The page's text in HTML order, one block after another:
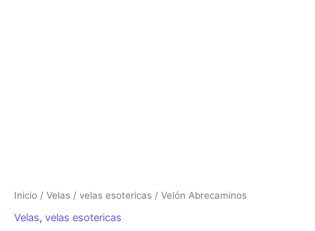
Inicio / Velas / velas esotericas / Velón Abrecaminos
Velas, velas esotericas